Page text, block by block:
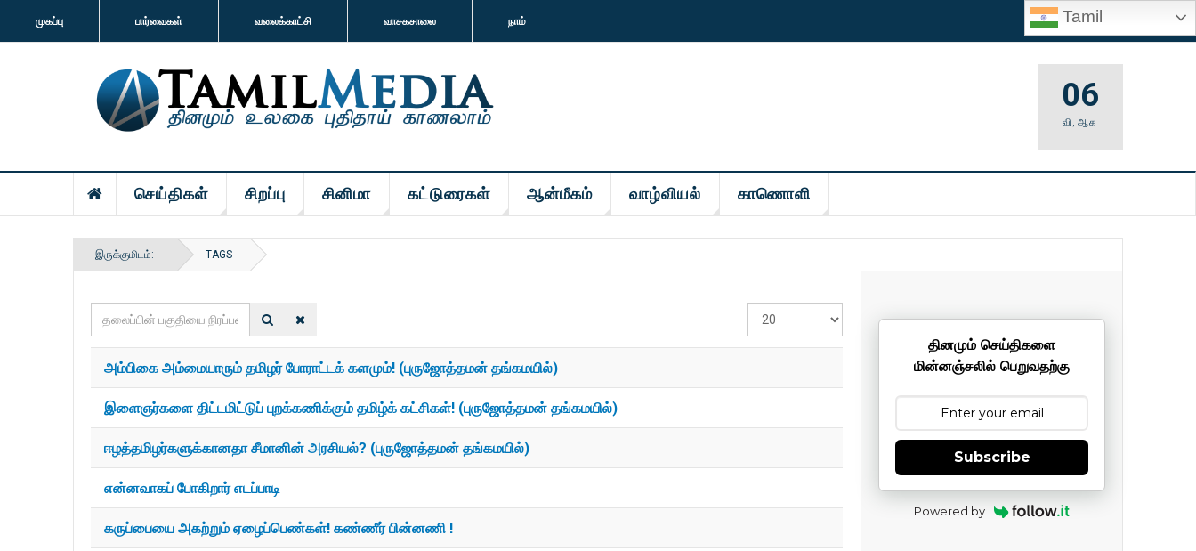
முகப்பு பார்வைகள் வலைக்காட்சி வாசகசாலை நாம் Tamil
06
வி,ஆக
செய்திகள் சிறப்பு சினிமா கட்டுரைகள் ஆன்மீகம் வாழ்வியல் காணொளி
இருக்குமிடம்: TAGS
தலைப்பின்
பகுதியை
காட்டுக
அம்பிகை அம்மையாரும் தமிழர் போராட்டக் களமும்! (புருஜோத்தமன் தங்கமயில்)
இளைஞர்களை திட்டமிட்டுப் புறக்கணிக்கும் தமிழ்க் கட்சிகள்! (புருஜோத்தமன் தங்கமயில்)
ஈழத்தமிழர்களுக்கானதா சீமானின் அரசியல்? (புருஜோத்தமன் தங்கமயில்)
என்னவாகப் போகிறார் எடப்பாடி
கருப்பையை அகற்றும் ஏழைப்பெண்கள்! கண்ணீர் பின்னணி !
தினமும் செய்திகளை
மின்னஞ்சலில் பெறுவதற்கு
Subscribe
Powered by